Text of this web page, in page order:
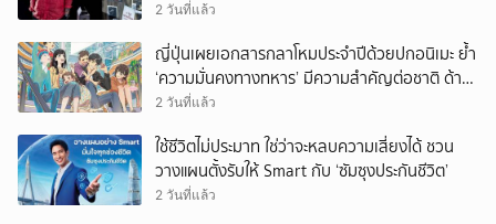
2 วันที่แล้ว
ญี่ปุ่นเผยเอกสารกลาโหมประจำปีด้วยปกอนิเมะ ย้ำ
‘ความมั่นคงทางทหาร’ มีความสำคัญต่อชาติ ด้าน
จีนเตือน ขออย่าซ้ำรอยประวัติศาสตร์
2 วันที่แล้ว
ใช้ชีวิตไม่ประมาท ใช่ว่าจะหลบความเสี่ยงได้ ชวน
วางแผนตั้งรับให้ Smart กับ ‘ซัมซุงประกันชีวิต’
2 วันที่แล้ว